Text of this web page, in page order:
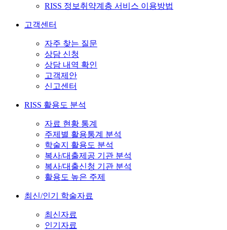
RISS 정보취약계층 서비스 이용방법
고객센터
자주 찾는 질문
상담 신청
상담 내역 확인
고객제안
신고센터
RISS 활용도 분석
자료 현황 통계
주제별 활용통계 분석
학술지 활용도 분석
복사/대출제공 기관 분석
복사/대출신청 기관 분석
활용도 높은 주제
최신/인기 학술자료
최신자료
인기자료